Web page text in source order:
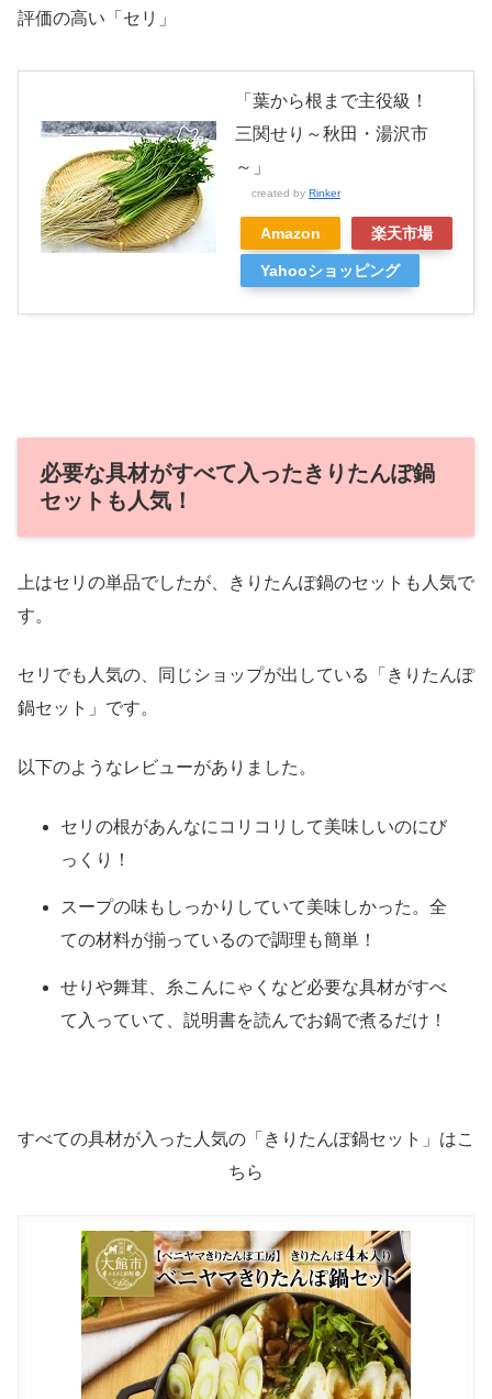
評価の高い「セリ」
「葉から根まで主役級！
三関せり～秋田・湯沢市
～」
created by Rinker
Amazon 楽天市場
Yahooショッピング
必要な具材がすべて入ったきりたんぽ鍋
セットも人気！
上はセリの単品でしたが、きりたんぽ鍋のセットも人気で
す。
セリでも人気の、同じショップが出している「きりたんぽ
鍋セット」です。
以下のようなレビューがありました。
セリの根があんなにコリコリして美味しいのにび
っくり！
スープの味もしっかりしていて美味しかった。全
ての材料が揃っているので調理も簡単！
せりや舞茸、糸こんにゃくなど必要な具材がすべ
て入っていて、説明書を読んでお鍋で煮るだけ！
すべての具材が入った人気の「きりたんぽ鍋セット」はこ
ちら